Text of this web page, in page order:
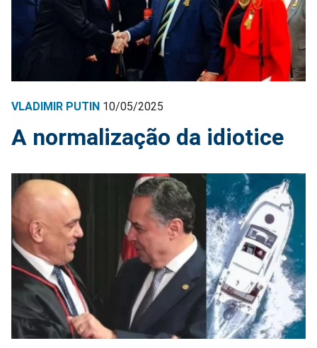
VLADIMIR PUTIN 10/05/2025
A normalização da idiotice